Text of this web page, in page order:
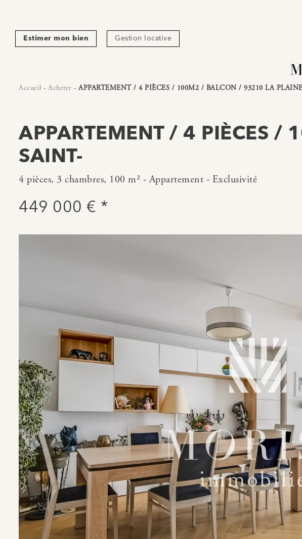
Estimer mon bien Gestion locative
Accueil - Acheter -APPARTEMENT / 4 PIÈCES / 100M2 / BALCON / 93210 LA
APPARTEMENT / 4 PIÈCES
SAINT-
4 pièces, 3 chambres, 100 m² - Appartement - Exclusivité
449 000 € *